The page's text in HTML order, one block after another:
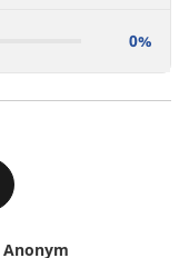
0%
Anonym